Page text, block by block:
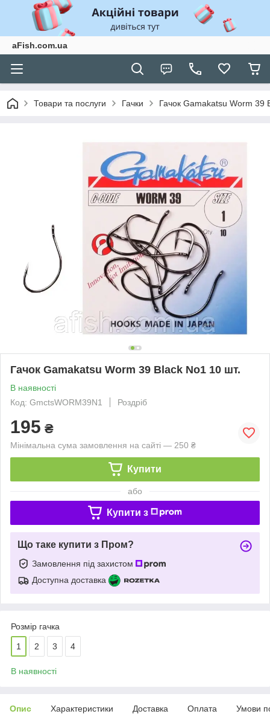
aFish.com.ua
Товари та послуги Гачки Гачок Gamakatsu Worm 39
Гачок Gamakatsu Worm 39 Black No1 10 шт.
В наявності
Код: GmctsWORM39N1
Роздріб
195 ₴
Мінімальна сума замовлення на сайті — 250 ₴
Купити
або
Купити з
Що таке купити з Пром?
Замовлення під захистом
Доступна доставка
Розмір гачка
1 2 3 4
В наявності
Опис Характеристики Доставка Оплата Умови